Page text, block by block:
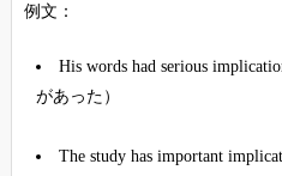
例文：
His words had serious
があった）
The study has important